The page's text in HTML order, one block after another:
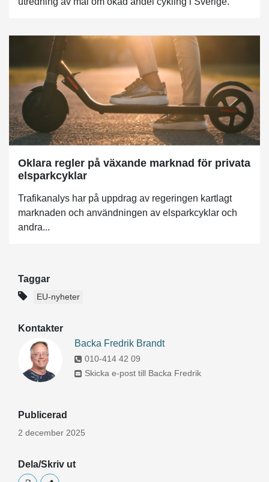
Oklara regler på växande marknad för privata
elsparkcyklar
Trafikanalys har på uppdrag av regeringen kartlagt
marknaden och användningen av elsparkcyklar och
andra...
Taggar
EU-nyheter
Kontakter
Backa Fredrik Brandt
010-414 42 09
Skicka e-post till Backa Fredrik
Publicerad
2 december 2025
Dela/Skriv ut